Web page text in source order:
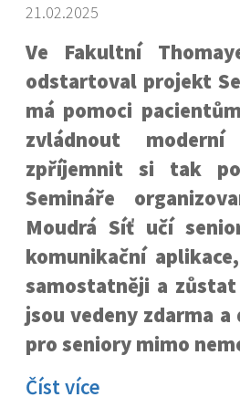
21.02.2025
Ve Fakultní
odstartoval projekt
má pomoci
zvládnout
zpříjemnit si tak
Semináře
Moudrá Síť učí
komunikační
samostatněji a
jsou vedeny zdarma
pro seniory mimo
Číst více